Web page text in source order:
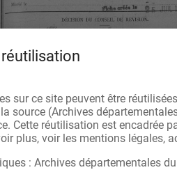
sur ce site peuvent être
source (Archives
Cette réutilisation est encadrée
plus, voir les mentions légales,
: Archives départementales